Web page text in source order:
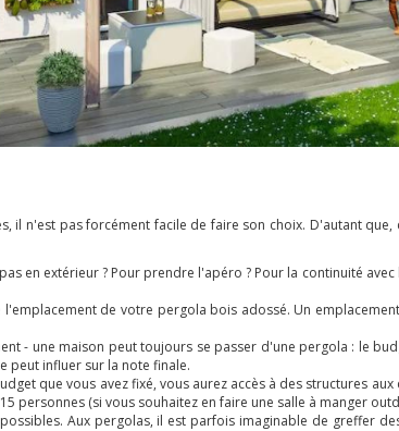
il n'est pas forcément facile de faire son choix. D'autant
en extérieur ? Pour prendre l'apéro ? Pour la continuité
de votre pergola bois adossé. Un
- une maison peut toujours se passer d'une pergola : le
peut influer sur la note finale.
que vous avez fixé, vous aurez accès à des structures
personnes (si vous souhaitez en faire une salle à manger
Aux pergolas, il est parfois imaginable de greffer